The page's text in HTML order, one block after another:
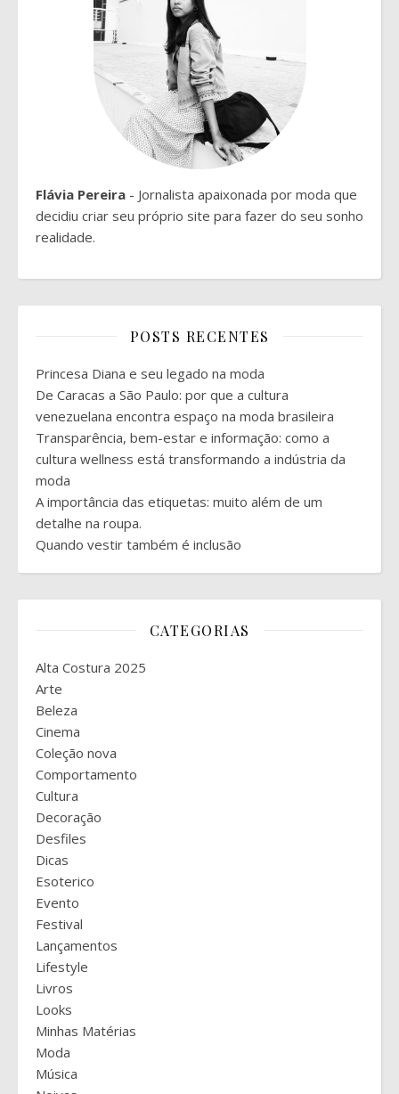
Flávia Pereira - Jornalista apaixonada por moda que
decidiu criar seu próprio site para fazer do seu sonho
realidade.
POSTS RECENTES
Princesa Diana e seu legado na moda
De Caracas a São Paulo: por que a cultura
venezuelana encontra espaço na moda brasileira
Transparência, bem-estar e informação: como a
cultura wellness está transformando a indústria da
moda
A importância das etiquetas: muito além de um
detalhe na roupa.
Quando vestir também é inclusão
CATEGORIAS
Alta Costura 2025
Arte
Beleza
Cinema
Coleção nova
Comportamento
Cultura
Decoração
Desfiles
Dicas
Esoterico
Evento
Festival
Lançamentos
Lifestyle
Livros
Looks
Minhas Matérias
Moda
Música